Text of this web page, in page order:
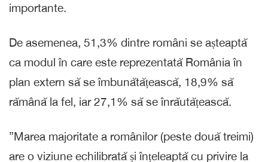
importante.
De asemenea, 51,3% dintre români se așteaptă
ca modul în care este reprezentată România în
plan extern să se îmbunătățească, 18,9% să
rămână la fel, iar 27,1% să se înrăutățească.
”Marea majoritate a românilor (peste două treimi)
are o viziune echilibrată și înțeleaptă cu privire la